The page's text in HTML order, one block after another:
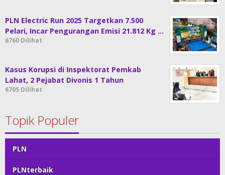
PLN Electric Run 2025 Targetkan 7.500
Pelari, Incar Pengurangan Emisi 21.812 Kg …
6760 Dilihat
Kasus Korupsi di Inspektorat Pemkab
Lahat, 2 Pejabat Divonis 1 Tahun
6705 Dilihat
Topik Populer
PLN
PLNterbaik